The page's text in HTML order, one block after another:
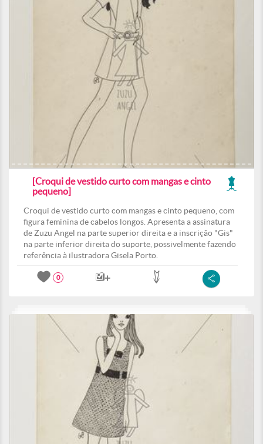
[Croqui de vestido curto com mangas e cinto
pequeno]
Croqui de vestido curto com mangas e cinto pequeno, com
figura feminina de cabelos longos. Apresenta a assinatura
de Zuzu Angel na parte superior direita e a inscrição "Gis"
na parte inferior direita do suporte, possivelmente fazendo
referência à ilustradora Gisela Porto.
0